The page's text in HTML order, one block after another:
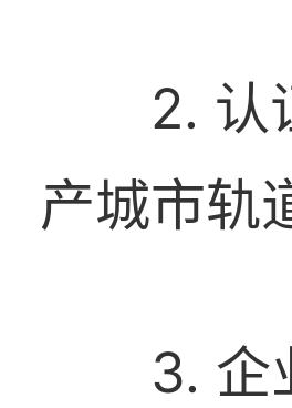
2. 认
产城市轨
3. 企